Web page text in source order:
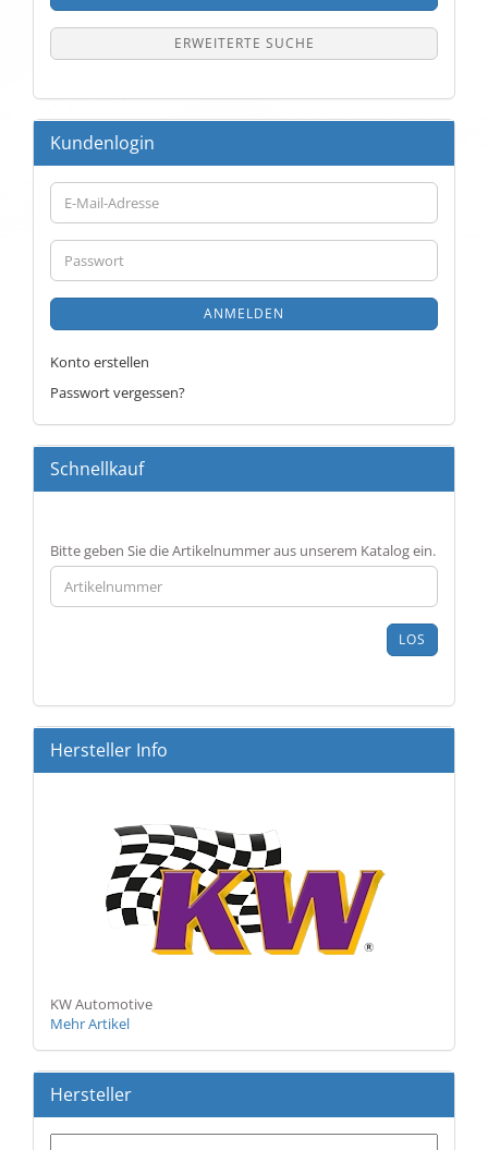
ERWEITERTE SUCHE
Kundenlogin
E-
Mail-
Adresse
Passwort
ANMELDEN
Konto erstellen
Passwort vergessen?
Schnellkauf
BITTE
GEBEN
SIE
DIE
EIN.
Bitte geben Sie die Artikelnummer aus unserem Katalog ein.
LOS
Hersteller Info
KW Automotive
Mehr Artikel
Hersteller